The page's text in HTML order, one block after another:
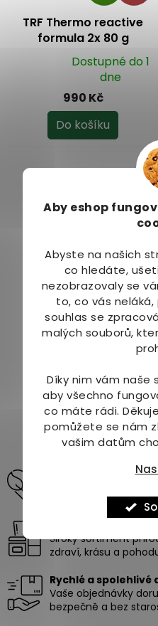
Aby eshop
Abyste na našich
co hledáte,
nezobrazovaly se
to, co vás
souhlas se
malých souborů,
Díky nim vám naše
aby všechno
co máte rádi.
pomůžete se nám
vašim datům
A
R
M
A
TRF Thermo reactive
formula 2x 80 g
produktu
Dostupné do 1
dne
990 Kč
Do košíku
Pharma Activ Fat
Burner 90 kapslí
Dostupné do 2 dnů
269 Kč
5
Odborné
Široký sortiment
zdraví, krásu a
Rychlé a spolehlivé
Vaše objednávky
bezpečně a bez